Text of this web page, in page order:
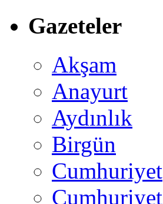
Gazeteler
Akşam
Anayurt
Aydınlık
Birgün
Cumhuriyet
Cumhuriyet